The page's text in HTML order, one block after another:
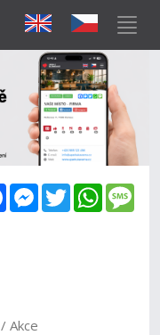
FacebookMessenger
Twitter
Akce